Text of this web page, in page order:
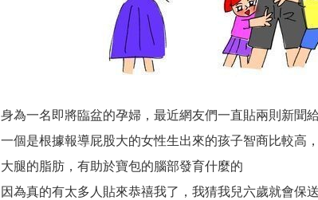
身為一名即將臨盆的孕婦，最近網友們一直貼兩則新聞
一個是根據報導屁股大的女性生出來的孩子智商比較高
大腿的脂肪，有助於寶包的腦部發育什麼的
因為真的有太多人貼來恭禧我了，我猜我兒六歲就會保